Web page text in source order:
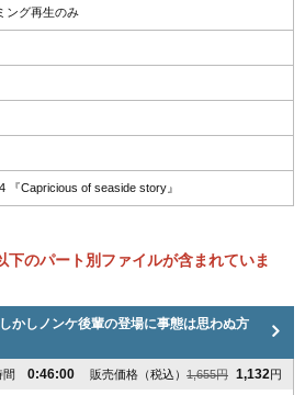
ング再生のみ
『Capricious of seaside story』
下のパート別ファイルが含まれていま
かしノンケ後輩の登場に事態は思わぬ方
間 0:46:00 販売価格（税込） 1,655円 1,132円